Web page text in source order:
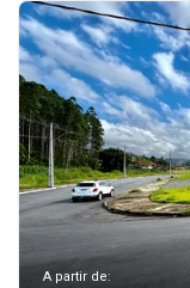
A partir de: